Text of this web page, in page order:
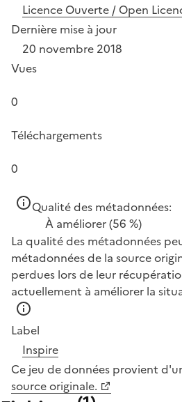
Licence Ouverte / Open
Dernière mise à jour
20 novembre 2018
Vues
0
Téléchargements
0
Qualité des métadonnées:
À améliorer(56 %)
La qualité des métadonnées
métadonnées de la source
perdues lors de leur
actuellement à améliorer la
Label
Inspire
Ce jeu de données provient
source originale.